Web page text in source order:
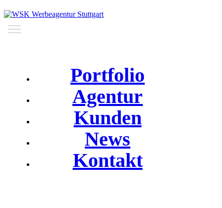
Portfolio
Agentur
Kunden
News
Kontakt